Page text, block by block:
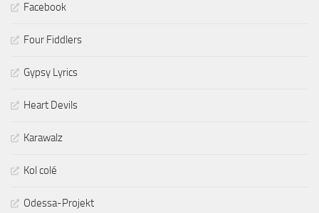
Facebook
Four Fiddlers
Gypsy Lyrics
Heart Devils
Karawalz
Kol colé
Odessa-Projekt